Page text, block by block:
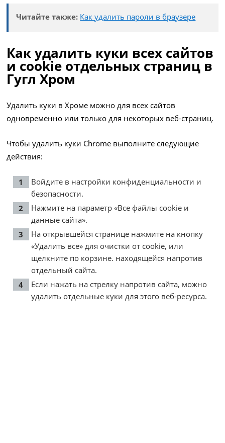
Читайте также: Как удалить пароли в браузере
Как удалить куки всех сайтов
и cookie отдельных страниц в
Гугл Хром
Удалить куки в Хроме можно для всех сайтов
одновременно или только для некоторых веб-страниц.
Чтобы удалить куки Chrome выполните следующие
действия:
Войдите в настройки конфиденциальности и
безопасности.
Нажмите на параметр «Все файлы cookie и
данные сайта».
На открывшейся странице нажмите на кнопку
«Удалить все» для очистки от cookie, или
щелкните по корзине. находящейся напротив
отдельный сайта.
Если нажать на стрелку напротив сайта, можно
удалить отдельные куки для этого веб-ресурса.